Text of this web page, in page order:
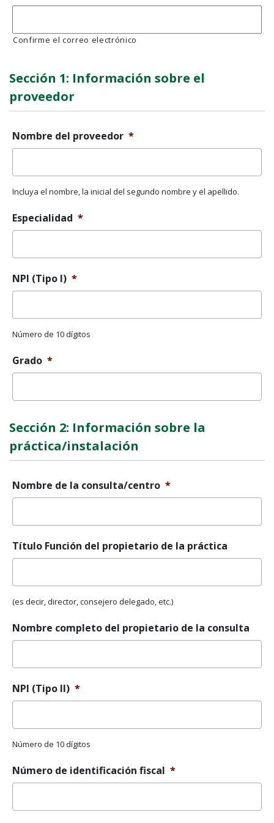
Confirme el correo electrónico
Sección 1: Información sobre el
proveedor
Nombre del proveedor *
Incluya el nombre, la inicial del segundo nombre y el apellido.
Especialidad *
NPI (Tipo I) *
Número de 10 dígitos
Grado *
Sección 2: Información sobre la
práctica/instalación
Nombre de la consulta/centro *
Título Función del propietario de la práctica
(es decir, director, consejero delegado, etc.)
Nombre completo del propietario de la consulta
NPI (Tipo II) *
Número de 10 dígitos
Número de identificación fiscal *